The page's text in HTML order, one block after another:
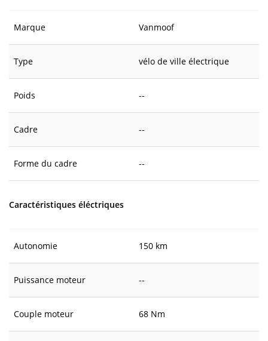
Marque Vanmoof
Type vélo de ville électrique
Poids --
Cadre --
Forme du cadre --
Caractéristiques éléctriques
Autonomie 150 km
Puissance moteur --
Couple moteur 68 Nm